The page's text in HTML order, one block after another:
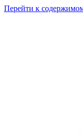
Перейти к